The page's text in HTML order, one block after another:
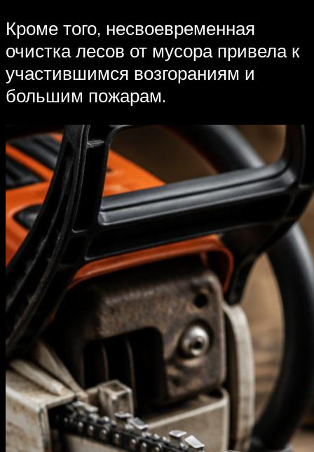
Кроме того, несвоевременная
очистка лесов от мусора привела к
участившимся возгораниям и
большим пожарам.